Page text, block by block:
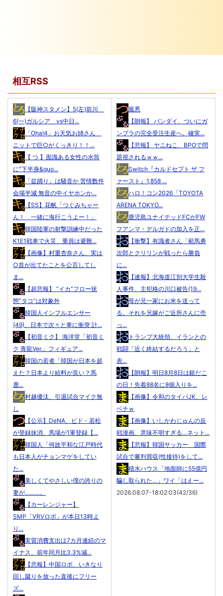
相互RSS
【阪神スタメン】5(左)前川
6(一)ガルシア vs中日...
「Oha!4」お天気お姉さん
ニットで巨○がくっきり！！...
【 つ 】面識ある女性の水筒
に"下半身&quo...
「盆踊り」は騒音か 苦情数件
会場半減 無音の中イヤホンか...
【SS】花帆「つぐみちゃー
ん！ 一緒に海行こうよー！」
韓国陸軍の射撃訓練中だった
K1E1戦車で火災、乗員は避難...
【画像】村重杏奈さん、実は
○首が出てたことを公言してし
ま...
【超悲報】 ”イカ”フロー状
態”タコ”は対象外
韓国人インフルエンサー
(49)、日本で次々と車に衝突 計...
【初音ミク】 海洋堂「初音ミ
ク 青龍Ver.」フィギュア...
韓国の若者「韓国が日本を超
えた？日本より給料が良い？馬
鹿...
村越優汰、引退試合マイク無
し
【公示】DeNA、ビド・若松
が登録抹消、馬場が1軍登録【...
韓国人「何故平和な江戸時代
も日本人がチョンマゲをしてい
た...
美しくてやさしい僕の誇りの
妻が………。
【カーレンジャー】
SMP「VRVロボ」が本日13時よ
り...
実質消費支出は7カ月連続のマ
イナス、前年同月比3.3%減...
【悲報】中国ロボ、いきなり
回し蹴りを放った直後にフリー
ズ...
最悪
【朗報】 バンダイ、ついにガ
ンプラの完全受注生産へ。確実...
【悲報】 ヤニねこ、BPOで問
題視されるｗｗ...
Switch『カルドセプト ザ フ
ァースト』1,858 ...
ハロ！コン2026「TOYOTA
ARENA TOKYO...
鹿児島ユナイテッドFCがFW
フアンマ・デルガドの加入を正...
【衝撃】有識者さん「範馬勇
次郎とクリリンが戦ったら勝負
に...
【速報】北海道江別大学生殺
人事件、主犯格の川口被告(19...
母が兄一家にお米を送って
る。それを兄嫁がご近所さんに売
っ...
トランプ大統領、イランとの
戦闘「近く終結するだろう」と
表...
【朗報】明日8月8日は銀だこ
の日！先着88名に8個入りを...
【画像】令和のタイパJK、レ
ベチｗ
【画像】いしかわじゅんの反
戦漫画、意味不明すぎる…ネット...
【悲報】韓国サッカー 国際
試合で審判買収(性接待)をして...
積水ハウス「地面師に55億円
騙し取られた…」ワイ「はえー...
2026.08.07-18:02:03(42/36)